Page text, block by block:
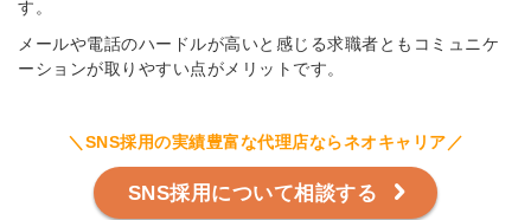
す。
メールや電話のハードルが高いと感じる求職者ともコミュニケ
ーションが取りやすい点がメリットです。
＼SNS採用の実績豊富な代理店ならネオキャリア／
SNS採用について相談する
をご利用する
要です。
ビュー記事が読める
採用にまつわる独自の調査レポ
ートが届く